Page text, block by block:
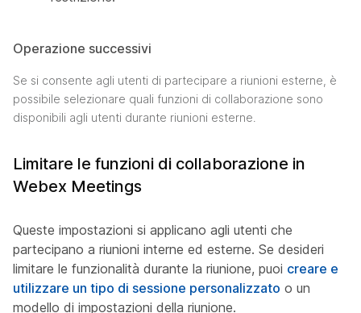
Operazione successivi
Se si consente agli utenti di partecipare a riunioni esterne, è
possibile selezionare quali funzioni di collaborazione sono
disponibili agli utenti durante riunioni esterne.
Limitare le funzioni di collaborazione in
Webex Meetings
Queste impostazioni si applicano agli utenti che
partecipano a riunioni interne ed esterne. Se desideri
limitare le funzionalità durante la riunione, puoi creare e
utilizzare un tipo di sessione personalizzato o un
modello di impostazioni della riunione.